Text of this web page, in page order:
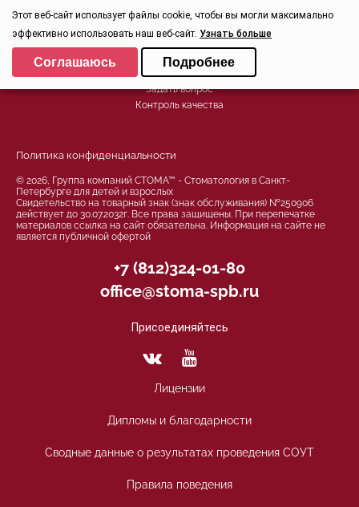
Лечение зубов
Записаться
Заказать звонок
Задать вопрос
Контроль качества
Политика конфиденциальности
© 2026, Группа компаний СТОМА™ - Стоматология в Санкт-
Петербурге для детей и взрослых
Свидетельство на товарный знак (знак обслуживания) №250906
действует до 30.07.2032г. Все права защищены. При перепечатке
материалов ссылка на сайт обязательна. Информация на сайте не
является публичной офертой
+7 (812)324-01-80
office@stoma-spb.ru
Присоединяйтесь
Лицензии
Дипломы и благодарности
Сводные данные о результатах проведения СОУТ
Правила поведения
Этот веб-сайт использует файлы cookie, чтобы вы могли максимально
эффективно использовать наш веб-сайт. Узнать больше
Выберите настройки cookie
Минимальные
Соглашаюсь Подробнее